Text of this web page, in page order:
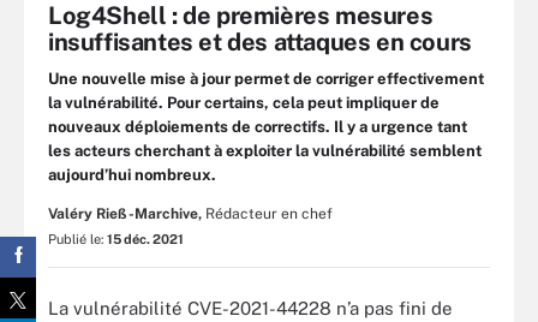
Log4Shell : de premières mesures
insuffisantes et des attaques en cours
Une nouvelle mise à jour permet de corriger effectivement
la vulnérabilité. Pour certains, cela peut impliquer de
nouveaux déploiements de correctifs. Il y a urgence tant
les acteurs cherchant à exploiter la vulnérabilité semblent
aujourd’hui nombreux.
Valéry Rieß-Marchive, Rédacteur en chef
Publié le: 15 déc. 2021
La vulnérabilité CVE-2021-44228 n’a pas fini de